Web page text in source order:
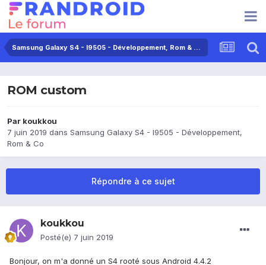
Samsung Galaxy S4 - I9505 - Développement, Rom & Co
ROM custom
Par koukkou
7 juin 2019 dans Samsung Galaxy S4 - I9505 - Développement,
Rom & Co
Répondre à ce sujet
koukkou
Posté(e) 7 juin 2019
Bonjour, on m'a donné un S4 rooté sous Android 4.4.2